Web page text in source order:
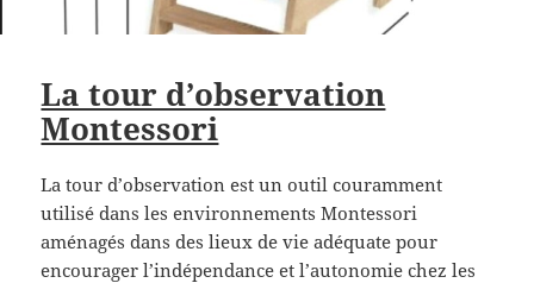
La tour d’observation
Montessori
La tour d’observation est un outil couramment
utilisé dans les environnements Montessori
aménagés dans des lieux de vie adéquate pour
encourager l’indépendance et l’autonomie chez les